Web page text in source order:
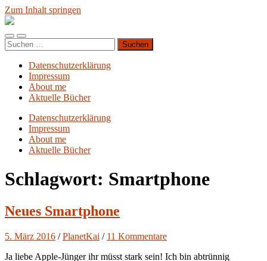
Zum Inhalt springen
Blog.Planet-
Mobile-
Menü
Suchfeld
ein-/ausblenden
Suchen
nach:
Datenschutzerklärung
Impressum
About me
Aktuelle Bücher
Datenschutzerklärung
Impressum
About me
Aktuelle Bücher
Schlagwort: Smartphone
Neues Smartphone
5. März 2016 /PlanetKai / 11 Kommentare
Ja liebe Apple-Jünger ihr müsst stark sein! Ich bin abtrünnig